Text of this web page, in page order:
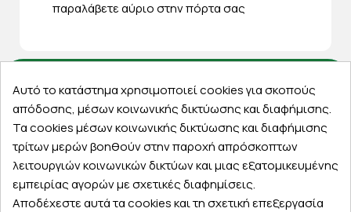
παραλάβετε αύριο στην πόρτα σας
Εξυπηρέτηση πελατών
Λογαριασμός
Τα αγαπημένα μου
Τρόποι παραγγελίας
Τρόποι πληρωμής
Αυτό το κατάστημα χρησιμοποιεί cookies για σκοπούς
απόδοσης, μέσων κοινωνικής δικτύωσης και διαφήμισης.
Τα cookies μέσων κοινωνικής δικτύωσης και διαφήμισης
τρίτων μερών βοηθούν στην παροχή απρόσκοπτων
λειτουργιών κοινωνικών δικτύων και μιας εξατομικευμένης
εμπειρίας αγορών με σχετικές διαφημίσεις.
Αποδέχεστε αυτά τα cookies και τη σχετική επεξεργασία